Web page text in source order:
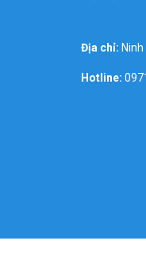
Địa chỉ:
Hotline: